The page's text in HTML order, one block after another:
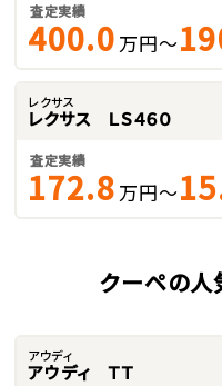
査定実績
400.0 万円～
レクサス
レクサス ＬＳ４６０
査定実績
172.8 万円～
クーペの
アウディ
アウディ ＴＴ